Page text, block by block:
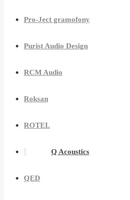
Pro-Ject gramofony
Purist Audio Design
RCM Audio
Roksan
ROTEL
Q Acoustics
QED